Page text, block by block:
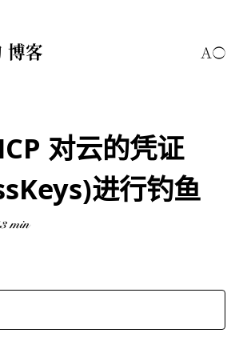
博客
对云的凭证
进行钓鱼
min